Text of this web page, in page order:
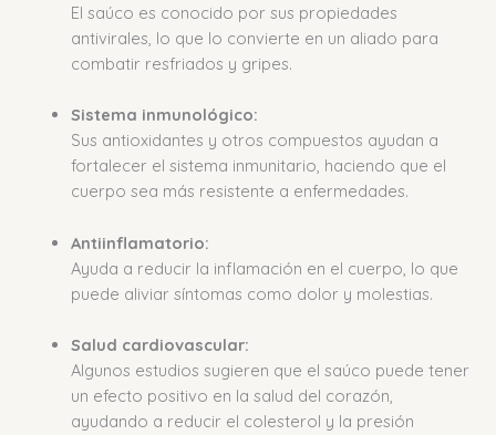
El saúco es conocido por sus propiedades
antivirales, lo que lo convierte en un aliado para
combatir resfriados y gripes.
Sistema inmunológico:
Sus antioxidantes y otros compuestos ayudan a
fortalecer el sistema inmunitario, haciendo que el
cuerpo sea más resistente a enfermedades.
Antiinflamatorio:
Ayuda a reducir la inflamación en el cuerpo, lo que
puede aliviar síntomas como dolor y molestias.
Salud cardiovascular:
Algunos estudios sugieren que el saúco puede tener
un efecto positivo en la salud del corazón,
ayudando a reducir el colesterol y la presión